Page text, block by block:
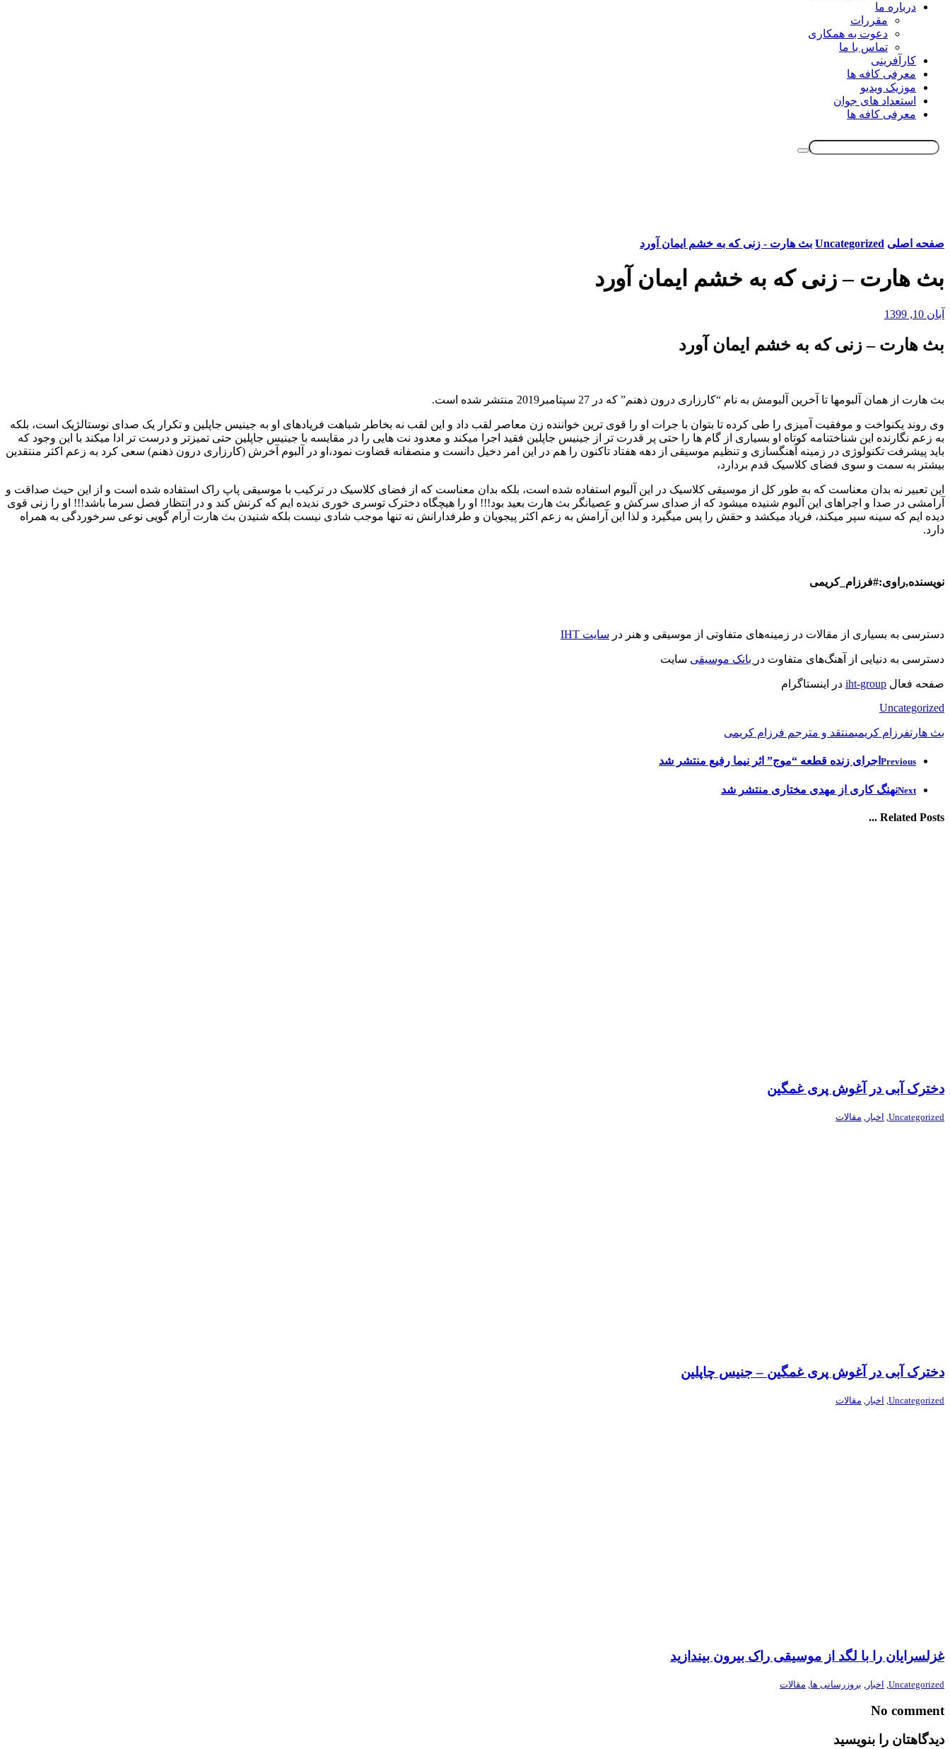
درباره ما
مقررات
دعوت به همکاری
تماس با ما
کارآفرینی
معرفی کافه ها
موزیک ویدیو
استعداد های جوان
معرفی کافه ها
صفحه اصلی Uncategorized بث هارت - زنی که به خشم ایمان آورد
بث هارت – زنی که به خشم ایمان آورد
آبان 10, 1399
بث هارت – زنی که به خشم ایمان آورد
بث هارت از همان آلبومها تا آخرین آلبومش به نام “کارزاری درون ذهنم” که در 27 سپتامبر2019 منتشر شده است.
وی روند یکنواخت و موفقیت آمیزی را طی کرده تا بتوان با جرات او را قوی ترین خواننده زن معاصر لقب داد و این لقب نه بخاطر شباهت فریادهای او به جینیس جاپلین و تکرار یک صدای نوستالژیک است، بلکه
به زعم نگارنده این شناختنامه کوتاه او بسیاری از گام ها را حتی پر قدرت تر از جینیس جاپلین فقید اجرا میکند و معدود نت هایی را در مقایسه با جینیس جاپلین حتی تمیزتر و درست تر ادا میکند با این وجود که
باید پیشرفت تکنولوژی در زمینه آهنگسازی و تنظیم موسیقی از دهه هفتاد تاکنون را هم در این امر دخیل دانست و منصفانه قضاوت نمود،او در آلبوم آخرش (کارزاری درون ذهنم) سعی کرد به زعم اکثر منتقدین
بیشتر به سمت و سوی فضای کلاسیک قدم بردارد،
این تعبیر نه بدان معناست که به طور کل از موسیقی کلاسیک در این آلبوم استفاده شده است، بلکه بدان معناست که از فضای کلاسیک در ترکیب با موسیقی پاپ راک استفاده شده است و از این حیث صداقت و
آرامشی در صدا و اجراهای این آلبوم شنیده میشود که از صدای سرکش و عصیانگر بث هارت بعید بود!!! او را هیچگاه دخترک توسری خوری ندیده ایم که کرنش کند و در انتظار فصل سرما باشد!!! او را زنی قوی
دیده ایم که سینه سپر میکند، فریاد میکشد و حقش را پس میگیرد و لذا این آرامش به زعم اکثر پیجویان و طرفدارانش نه تنها موجب شادی نیست بلکه شنیدن بث هارت آرام گویی نوعی سرخوردگی به همراه
دارد.
نویسنده,راوی:#فرزام_کریمی
دسترسی به بسیاری از مقالات در زمینه‌های متفاوتی از موسیقی و هنر در سایت IHT
دسترسی به دنیایی از آهنگ‌های متفاوت در بانک موسیقی سایت
صفحه فعال iht-group در اینستاگرام
Uncategorized
بث هارتفرزام کریمیمنتقد و مترجم فرزام کریمی
Previous اجرای زنده قطعه “موج” اثر نیما رفیع منتشر شد
Nextنهنگ کاری از مهدی مختاری منتشر شد
Related Posts ...
دخترک آبی در آغوش پری غمگین
Uncategorized اخبار مقالات
دخترک آبی در آغوش پری غمگین – جنیس چاپلین
Uncategorized
, اخبار , مقالات
غزلسرایان را با لگد از موسیقی راک بیرون بیندازید
Uncategorized اخبار بروزرسانی ها مقالات
No comment
دیدگاهتان را بنویسید